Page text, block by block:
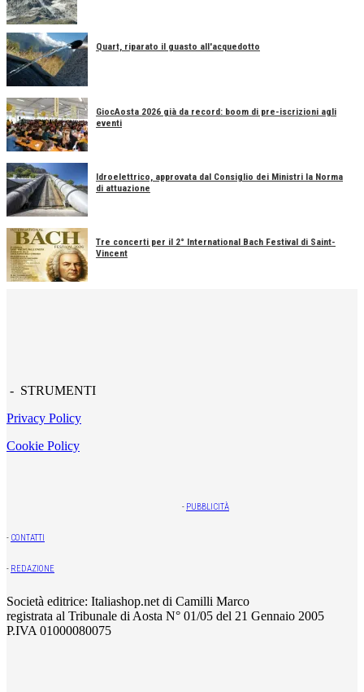
Quart, riparato il guasto all'acquedotto
GiocAosta 2026 già da record: boom di pre-iscrizioni agli
eventi
Idroelettrico, approvata dal Consiglio dei Ministri la Norma
di attuazione
Tre concerti per il 2° International Bach Festival di Saint-
Vincent
- STRUMENTI
Privacy Policy
Cookie Policy
- PUBBLICITÀ
- CONTATTI
- REDAZIONE
Società editrice: Italiashop.net di Camilli Marco
registrata al Tribunale di Aosta N° 01/05 del 21 Gennaio 2005
P.IVA 01000080075